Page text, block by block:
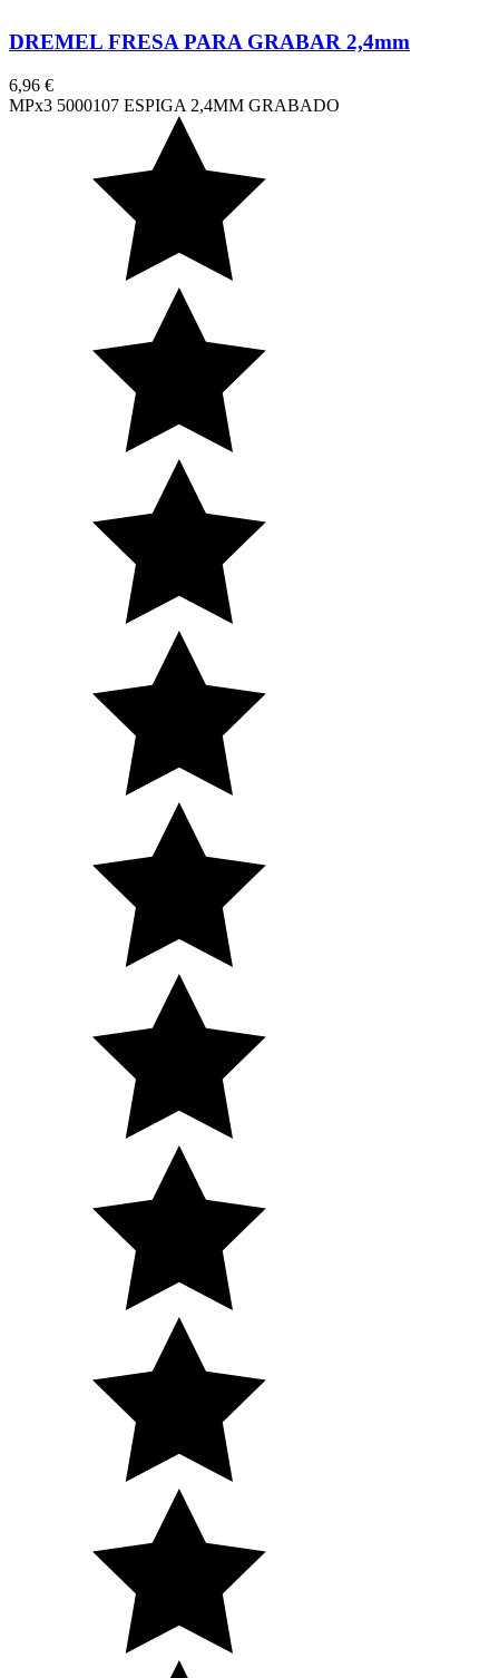
DREMEL FRESA PARA GRABAR 2,4mm
6,96 €
MPx3 5000107 ESPIGA 2,4MM GRABADO